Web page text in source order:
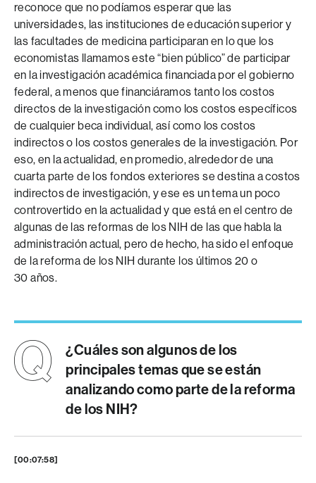
reconoce que no podíamos esperar que las
universidades, las instituciones de educación superior y
las facultades de medicina participaran en lo que los
economistas llamamos este “bien público” de participar
en la investigación académica financiada por el gobierno
federal, a menos que financiáramos tanto los costos
directos de la investigación como los costos específicos
de cualquier beca individual, así como los costos
indirectos o los costos generales de la investigación. Por
eso, en la actualidad, en promedio, alrededor de una
cuarta parte de los fondos exteriores se destina a costos
indirectos de investigación, y ese es un tema un poco
controvertido en la actualidad y que está en el centro de
algunas de las reformas de los NIH de las que habla la
administración actual, pero de hecho, ha sido el enfoque
de la reforma de los NIH durante los últimos 20 o
30 años.
¿Cuáles son algunos de los
principales temas que se están
analizando como parte de la reforma
de los NIH?
[00:07:58]